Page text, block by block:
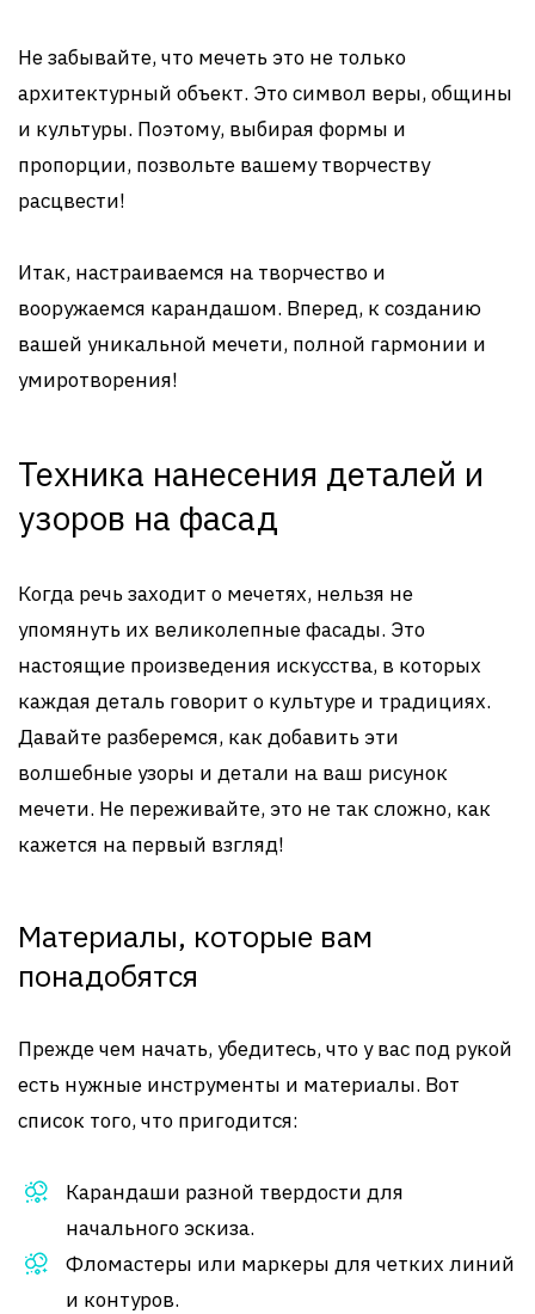
Не забывайте, что мечеть это не только
архитектурный объект. Это символ веры, общины
и культуры. Поэтому, выбирая формы и
пропорции, позвольте вашему творчеству
расцвести!
Итак, настраиваемся на творчество и
вооружаемся карандашом. Вперед, к созданию
вашей уникальной мечети, полной гармонии и
умиротворения!
Техника нанесения деталей и
узоров на фасад
Когда речь заходит о мечетях, нельзя не
упомянуть их великолепные фасады. Это
настоящие произведения искусства, в которых
каждая деталь говорит о культуре и традициях.
Давайте разберемся, как добавить эти
волшебные узоры и детали на ваш рисунок
мечети. Не переживайте, это не так сложно, как
кажется на первый взгляд!
Материалы, которые вам
понадобятся
Прежде чем начать, убедитесь, что у вас под рукой
есть нужные инструменты и материалы. Вот
список того, что пригодится:
Карандаши разной твердости для
начального эскиза.
Фломастеры или маркеры для четких линий
и контуров.